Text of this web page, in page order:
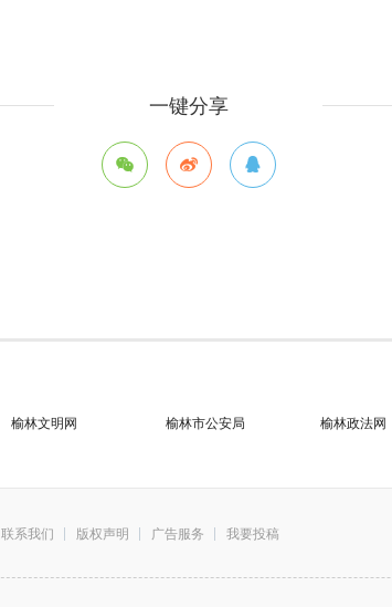
一键分享
榆林文明网 榆林市公安局 榆林政法网
联系我们 版权声明 广告服务 我要投稿